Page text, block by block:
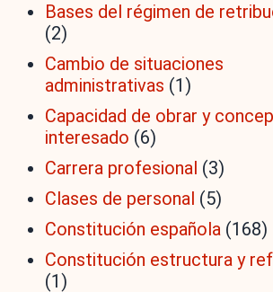
Bases del régimen de
(2)
Cambio de situaciones
administrativas (1)
Capacidad de obrar y
interesado (6)
Carrera profesional (3)
Clases de personal (5)
Constitución española (168)
Constitución estructura y
(1)